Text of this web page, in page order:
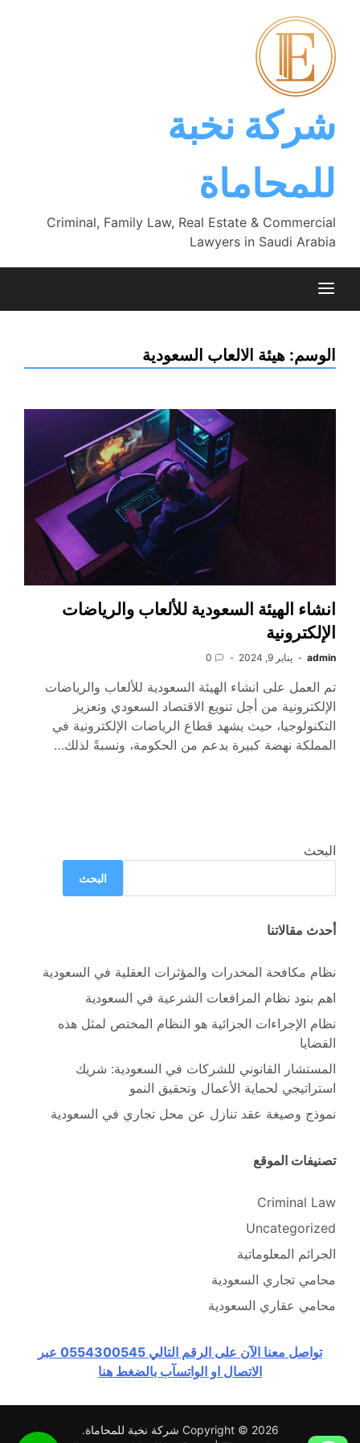
content
شركة نخبة
للمحاماة
Criminal, Family Law, Real Estate & Commercial
Lawyers in Saudi Arabia
الوسم: هيئة الالعاب السعودية
انشاء الهيئة السعودية للألعاب والرياضات
الإلكترونية
admin يناير 9, 2024 0
تم العمل على انشاء الهيئة السعودية للألعاب والرياضات
الإلكترونية من أجل تنويع الاقتصاد السعودي وتعزيز
التكنولوجيا، حيث يشهد قطاع الرياضات الإلكترونية في
المملكة نهضة كبيرة بدعم من الحكومة، ونسبةً لذلك…
البحث
البحث
أحدث مقالاتنا
نظام مكافحة المخدرات والمؤثرات العقلية في السعودية
اهم بنود نظام المرافعات الشرعية في السعودية
نظام الإجراءات الجزائية هو النظام المختص لمثل هذه
القضايا
المستشار القانوني للشركات في السعودية: شريك
استراتيجي لحماية الأعمال وتحقيق النمو
نموذج وصيغة عقد تنازل عن محل تجاري في السعودية
تصنيفات الموقع
Criminal Law
Uncategorized
الجرائم المعلوماتية
محامي تجاري السعودية
محامي عقاري السعودية
تواصل معنا الآن على الرقم التالي 0554300545 عبر
الاتصال او الواتسآب بالضغط هنا
Copyright © 2026 شركة نخبة للمحاماة.